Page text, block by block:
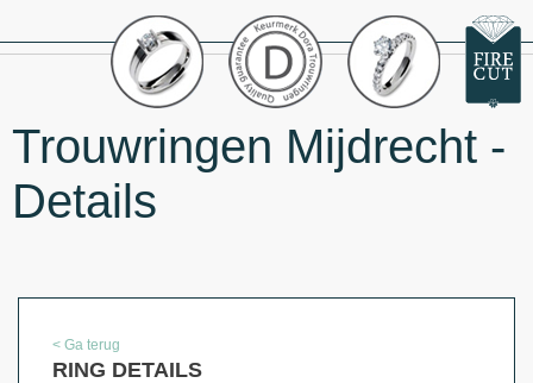
Trouwringen Mijdrecht -
Details
< Ga terug
RING DETAILS